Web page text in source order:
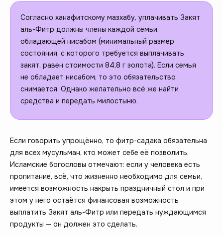
Согласно ханафитскому мазхабу, уплачивать Закят
аль-Фитр должны члены каждой семьи,
обладающей нисабом (минимальный размер
состояния, с которого требуется выплачивать
закят, равен стоимости 84,8 г золота). Если семья
не обладает нисабом, то это обязательство
снимается. Однако желательно всё же найти
средства и передать милостыню.
Если говорить упрощённо, то фитр-садака обязательна
для всех мусульман, кто может себе её позволить.
Исламские богословы отмечают: если у человека есть
пропитание, всё, что жизненно необходимо для семьи,
имеется возможность накрыть праздничный стол и при
этом у него остаётся финансовая возможность
выплатить Закят аль-Фитр или передать нуждающимся
продукты — он должен это сделать.